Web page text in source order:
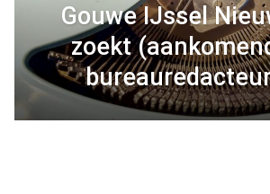
Gouwe IJssel
zoekt